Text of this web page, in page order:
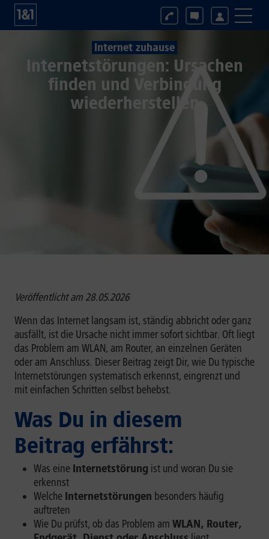
Internet zuhause
Internetstörungen: Ursachen
finden und Verbindung
wiederherstellen
Veröffentlicht am 28.05.2026
Wenn das Internet langsam ist, ständig abbricht oder ganz
ausfällt, ist die Ursache nicht immer sofort sichtbar. Oft liegt
das Problem am WLAN, am Router, an einzelnen Geräten
oder am Anschluss. Dieser Beitrag zeigt Dir, wie Du typische
Internetstörungen systematisch erkennst, eingrenzt und
mit einfachen Schritten selbst behebst.
Was Du in diesem
Beitrag erfährst:
Was eine Internetstörung ist und woran Du sie
erkennst
Welche Internetstörungen besonders häufig
auftreten
Wie Du prüfst, ob das Problem am WLAN, Router,